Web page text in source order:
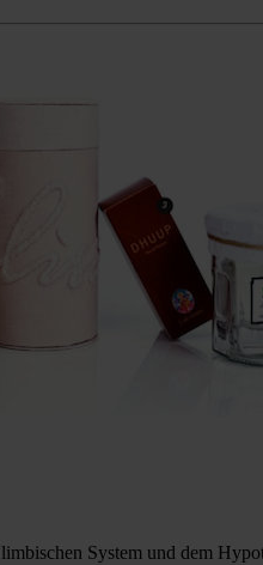
System und dem